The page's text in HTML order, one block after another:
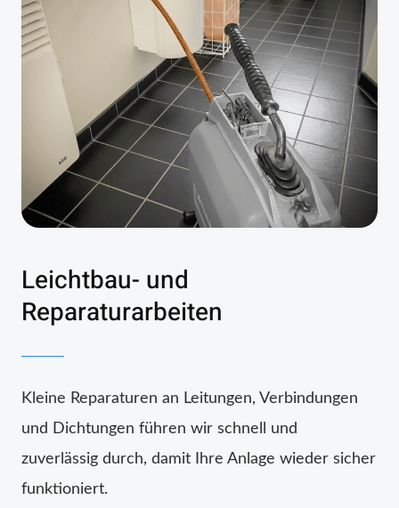
Leichtbau- und
Reparaturarbeiten
Kleine Reparaturen an Leitungen, Verbindungen
und Dichtungen führen wir schnell und
zuverlässig durch, damit Ihre Anlage wieder sicher
funktioniert.